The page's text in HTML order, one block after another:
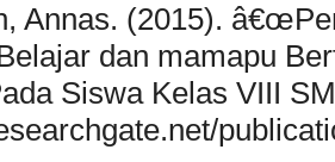
Annas. (2015).
dan mamapu
Siswa Kelas VIII